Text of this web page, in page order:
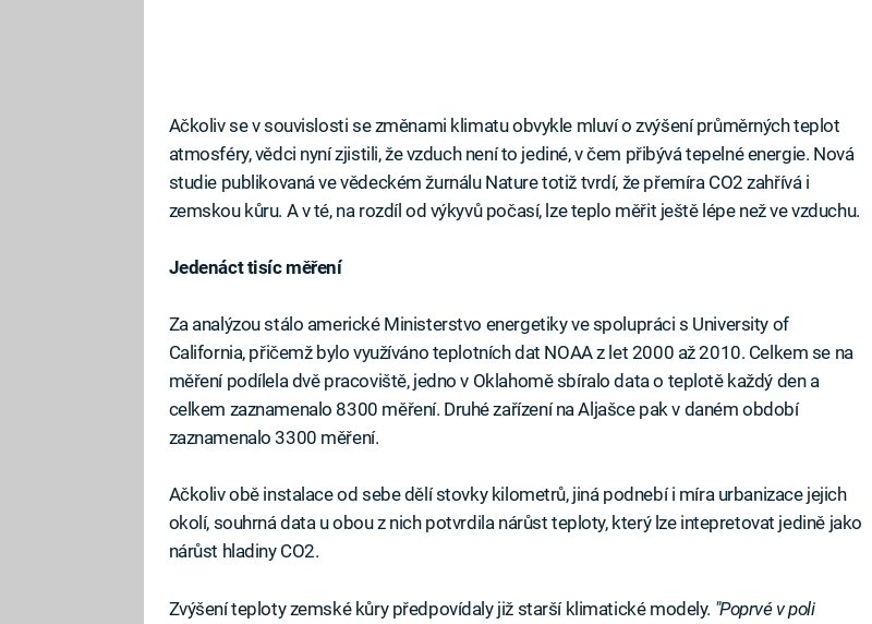
Ačkoliv se v souvislosti se změnami klimatu obvykle mluví o zvýšení průměrných teplot
atmosféry, vědci nyní zjistili, že vzduch není to jediné, v čem přibývá tepelné energie. Nová
studie publikovaná ve vědeckém žurnálu Nature totiž tvrdí, že přemíra CO2 zahřívá i
zemskou kůru. A v té, na rozdíl od výkyvů počasí, lze teplo měřit ještě lépe než ve vzduchu.
Jedenáct tisíc měření
Za analýzou stálo americké Ministerstvo energetiky ve spolupráci s University of
California, přičemž bylo využíváno teplotních dat NOAA z let 2000 až 2010. Celkem se na
měření podílela dvě pracoviště, jedno v Oklahomě sbíralo data o teplotě každý den a
celkem zaznamenalo 8300 měření. Druhé zařízení na Aljašce pak v daném období
zaznamenalo 3300 měření.
Ačkoliv obě instalace od sebe dělí stovky kilometrů, jiná podnebí i míra urbanizace jejich
okolí, souhrná data u obou z nich potvrdila nárůst teploty, který lze intepretovat jedině jako
nárůst hladiny CO2.
Zvýšení teploty zemské kůry předpovídaly již starší klimatické modely. "Poprvé v poli